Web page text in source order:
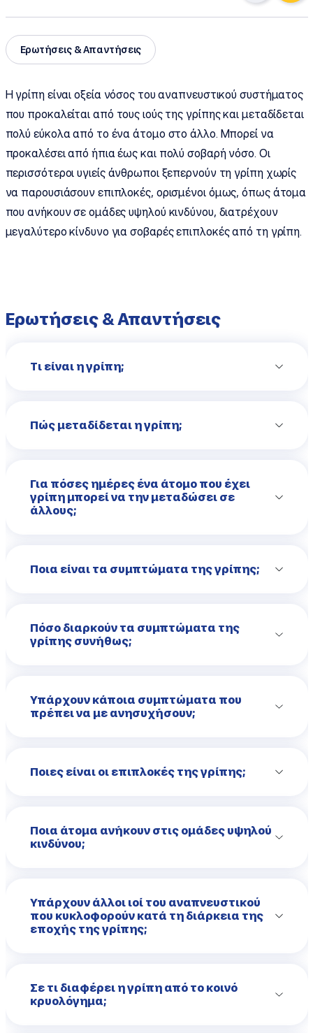
Ερωτήσεις & Απαντήσεις
Η γρίπη είναι οξεία νόσος του αναπνευστικού συστήματος
που προκαλείται από τους ιούς της γρίπης και μεταδίδεται
πολύ εύκολα από το ένα άτομο στο άλλο. Μπορεί να
προκαλέσει από ήπια έως και πολύ σοβαρή νόσο. Οι
περισσότεροι υγιείς άνθρωποι ξεπερνούν τη γρίπη χωρίς
να παρουσιάσουν επιπλοκές, ορισμένοι όμως, όπως άτομα
που ανήκουν σε ομάδες υψηλού κινδύνου, διατρέχουν
μεγαλύτερο κίνδυνο για σοβαρές επιπλοκές από τη γρίπη.
Ερωτήσεις & Απαντήσεις
Τι είναι η γρίπη;
Πώς μεταδίδεται η γρίπη;
Για πόσες ημέρες ένα άτομο που έχει
γρίπη μπορεί να την μεταδώσει σε
άλλους;
Ποια είναι τα συμπτώματα της γρίπης;
Πόσο διαρκούν τα συμπτώματα της
γρίπης συνήθως;
Υπάρχουν κάποια συμπτώματα που
πρέπει να με ανησυχήσουν;
Ποιες είναι οι επιπλοκές της γρίπης;
Ποια άτομα ανήκουν στις ομάδες υψηλού
κινδύνου;
Υπάρχουν άλλοι ιοί του αναπνευστικού
που κυκλοφορούν κατά τη διάρκεια της
εποχής της γρίπης;
Σε τι διαφέρει η γρίπη από το κοινό
κρυολόγημα;